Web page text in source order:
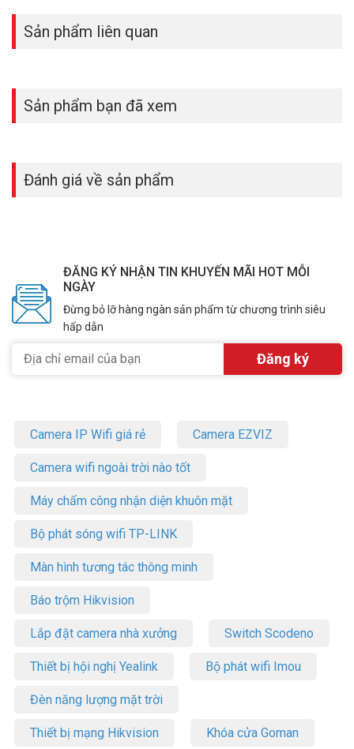
Sản phẩm liên quan
Sản phẩm bạn đã xem
Đánh giá về sản phẩm
ĐĂNG KÝ NHẬN TIN KHUYẾN MÃI HOT MỖI
NGÀY
Đừng bỏ lỡ hàng ngàn sản phẩm từ chương trình siêu
hấp dẫn
Camera IP Wifi giá rẻ Camera EZVIZ
Camera wifi ngoài trời nào tốt
Máy chấm công nhận diện khuôn mặt
Bộ phát sóng wifi TP-LINK
Màn hình tương tác thông minh
Báo trộm Hikvision
Lắp đặt camera nhà xưởng Switch Scodeno
Thiết bị hội nghị Yealink Bộ phát wifi Imou
Đèn năng lượng mặt trời
Thiết bị mạng Hikvision Khóa cửa Goman